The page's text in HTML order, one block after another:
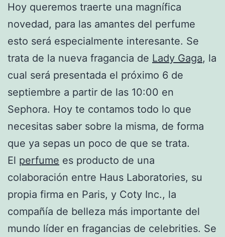
Hoy queremos traerte una magnífica
novedad, para las amantes del perfume
esto será especialmente interesante. Se
trata de la nueva fragancia de Lady Gaga, la
cual será presentada el próximo 6 de
septiembre a partir de las 10:00 en
Sephora. Hoy te contamos todo lo que
necesitas saber sobre la misma, de forma
que ya sepas un poco de que se trata.
El perfume es producto de una
colaboración entre Haus Laboratories, su
propia firma en Paris, y Coty Inc., la
compañía de belleza más importante del
mundo líder en fragancias de celebrities. Se